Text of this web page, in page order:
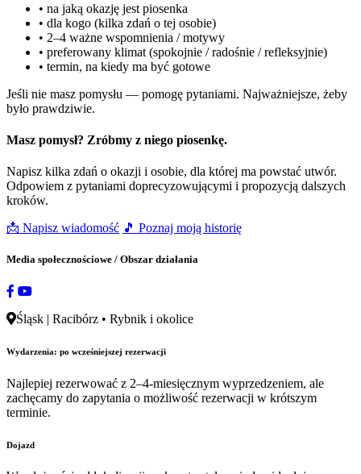
• na jaką okazję jest piosenka
• dla kogo (kilka zdań o tej osobie)
• 2–4 ważne wspomnienia / motywy
• preferowany klimat (spokojnie / radośnie / refleksyjnie)
• termin, na kiedy ma być gotowe
Jeśli nie masz pomysłu — pomogę pytaniami. Najważniejsze, żeby
było prawdziwie.
Masz pomysł? Zróbmy z niego piosenkę.
Napisz kilka zdań o okazji i osobie, dla której ma powstać utwór.
Odpowiem z pytaniami doprecyzowującymi i propozycją dalszych
kroków.
📩 Napisz wiadomość 🎵 Poznaj moją historię
Media społecznościowe / Obszar działania
Śląsk | Racibórz • Rybnik i okolice
Wydarzenia: po wcześniejszej rezerwacji
Najlepiej rezerwować z 2–4-miesięcznym wyprzedzeniem, ale
zachęcamy do zapytania o możliwość rezerwacji w krótszym
terminie.
Dojazd